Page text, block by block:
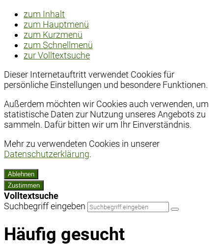
zum Inhalt
zum Hauptmenü
zum Kurzmenü
zum Schnellmenü
zur Volltextsuche
Dieser Internetauftritt verwendet Cookies für
persönliche Einstellungen und besondere Funktionen.
Außerdem möchten wir Cookies auch verwenden, um
statistische Daten zur Nutzung unseres Angebots zu
sammeln. Dafür bitten wir um Ihr Einverständnis.
Mehr zu verwendeten Cookies in unserer
Datenschutzerklärung.
Ablehnen
Zustimmen
Volltextsuche
Suchbegriff eingeben
Häufig gesucht